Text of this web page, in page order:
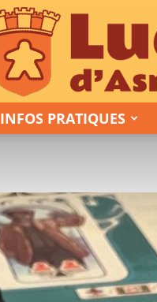
INFOS PRATIQUES